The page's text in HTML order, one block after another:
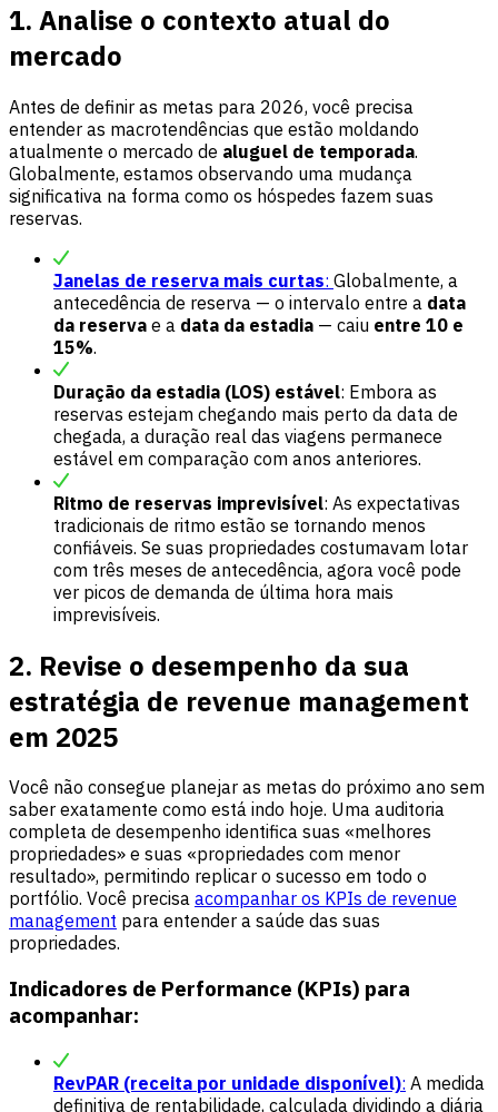
1. Analise o contexto atual do
mercado
Antes de definir as metas para 2026, você precisa
entender as macrotendências que estão moldando
atualmente o mercado de aluguel de temporada.
Globalmente, estamos observando uma mudança
significativa na forma como os hóspedes fazem suas
reservas.
Janelas de reserva mais curtas: Globalmente, a
antecedência de reserva — o intervalo entre a data
da reserva e a data da estadia — caiu entre 10 e
15%.
Duração da estadia (LOS) estável: Embora as
reservas estejam chegando mais perto da data de
chegada, a duração real das viagens permanece
estável em comparação com anos anteriores.
Ritmo de reservas imprevisível: As expectativas
tradicionais de ritmo estão se tornando menos
confiáveis. Se suas propriedades costumavam lotar
com três meses de antecedência, agora você pode
ver picos de demanda de última hora mais
imprevisíveis.
2. Revise o desempenho da sua
estratégia de revenue management
em 2025
Você não consegue planejar as metas do próximo ano sem
saber exatamente como está indo hoje. Uma auditoria
completa de desempenho identifica suas «melhores
propriedades» e suas «propriedades com menor
resultado», permitindo replicar o sucesso em todo o
portfólio. Você precisa acompanhar os KPIs de revenue
management para entender a saúde das suas
propriedades.
Indicadores de Performance (KPIs) para
acompanhar:
RevPAR (receita por unidade disponível): A medida
definitiva de rentabilidade, calculada dividindo a diária